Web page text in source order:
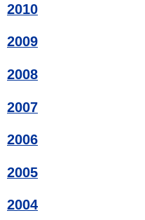
2010
2009
2008
2007
2006
2005
2004